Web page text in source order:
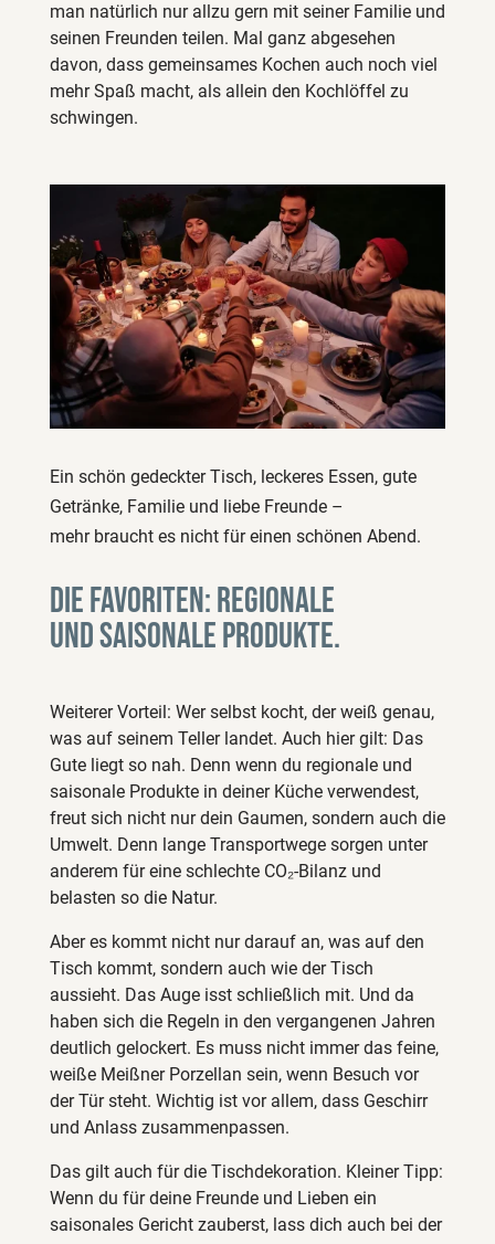
man natürlich nur allzu gern mit seiner Familie und
seinen Freunden teilen. Mal ganz abgesehen
davon, dass gemeinsames Kochen auch noch viel
mehr Spaß macht, als allein den Kochlöffel zu
schwingen.
Ein schön gedeckter Tisch, leckeres Essen, gute
Getränke, Familie und liebe Freunde –
mehr braucht es nicht für einen schönen Abend.
Die Favoriten: regionale
und saisonale Produkte.
Weiterer Vorteil: Wer selbst kocht, der weiß genau,
was auf seinem Teller landet. Auch hier gilt: Das
Gute liegt so nah. Denn wenn du regionale und
saisonale Produkte in deiner Küche verwendest,
freut sich nicht nur dein Gaumen, sondern auch die
Umwelt. Denn lange Transportwege sorgen unter
anderem für eine schlechte CO₂-Bilanz und
belasten so die Natur.
Aber es kommt nicht nur darauf an, was auf den
Tisch kommt, sondern auch wie der Tisch
aussieht. Das Auge isst schließlich mit. Und da
haben sich die Regeln in den vergangenen Jahren
deutlich gelockert. Es muss nicht immer das feine,
weiße Meißner Porzellan sein, wenn Besuch vor
der Tür steht. Wichtig ist vor allem, dass Geschirr
und Anlass zusammenpassen.
Das gilt auch für die Tischdekoration. Kleiner Tipp:
Wenn du für deine Freunde und Lieben ein
saisonales Gericht zauberst, lass dich auch bei der